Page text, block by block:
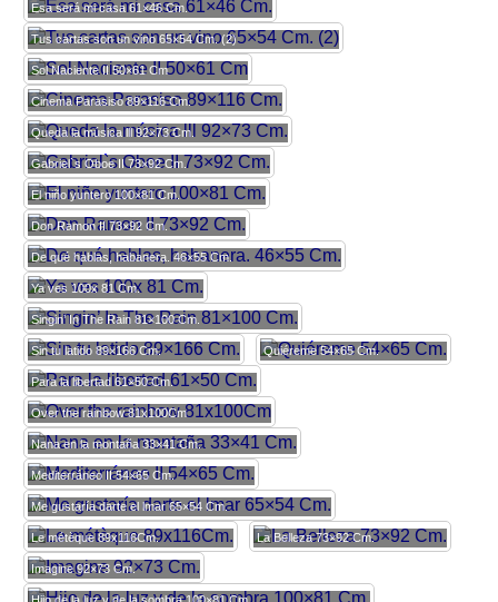
Esa será mi casa 61×46 Cm.
Tus cartas son un vino 65×54 Cm. (2)
Sol Naciente II 50×61 Cm
Cinema Parasiso 89×116 Cm.
Queda la música lll 92×73 Cm.
Gabriel`s Oboe II 73×92 Cm.
El niño yuntero 100×81 Cm.
Don Ramon II 73×92 Cm.
De qué hablas, habanera. 46×55 Cm.
Ya ves 100x 81 Cm.
Singin’ In The Rain 81×100 Cm.
Sin tu latido 89×166 Cm. Quiéreme 54×65 Cm.
Para la libertad 61×50 Cm.
Over the rainbow 81x100Cm
Nana en la montaña 33×41 Cm.
Mediterráneo II 54×65 Cm.
Me gustaría darte el lmar 65×54 Cm.
Le métèque 89x116Cm. La Belleza 73×92 Cm.
Imagine 92×73 Cm.